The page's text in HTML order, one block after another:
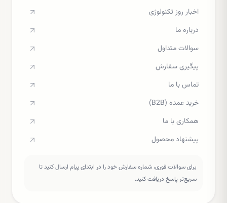
اخبار روز تکنولوژی
درباره ما
سوالات متداول
پیگیری سفارش
تماس با ما
خرید عمده (B2B)
همکاری با ما
پیشنهاد محصول
برای سوالات فوری، شماره سفارش خود را در ابتدای پیام ارسال کنید تا
سریع‌تر پاسخ دریافت کنید.